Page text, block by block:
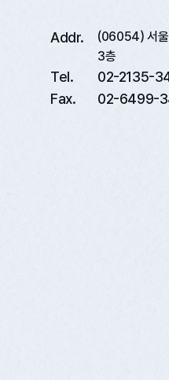
Addr.
(06054) 서울
3층
Tel.
02-2135-
Fax.
02-6499-